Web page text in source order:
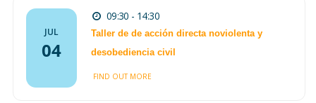
The state's desperation
to crack down on
Palestine Action, has led
prosecution of a leading
JUL
04
09:30 - 14:30
Taller de de acción directa noviolenta y
desobediencia civil
FIND OUT MORE